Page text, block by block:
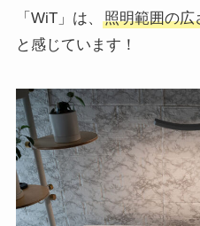
「WiT」は、 照明範囲の広
と感じています！